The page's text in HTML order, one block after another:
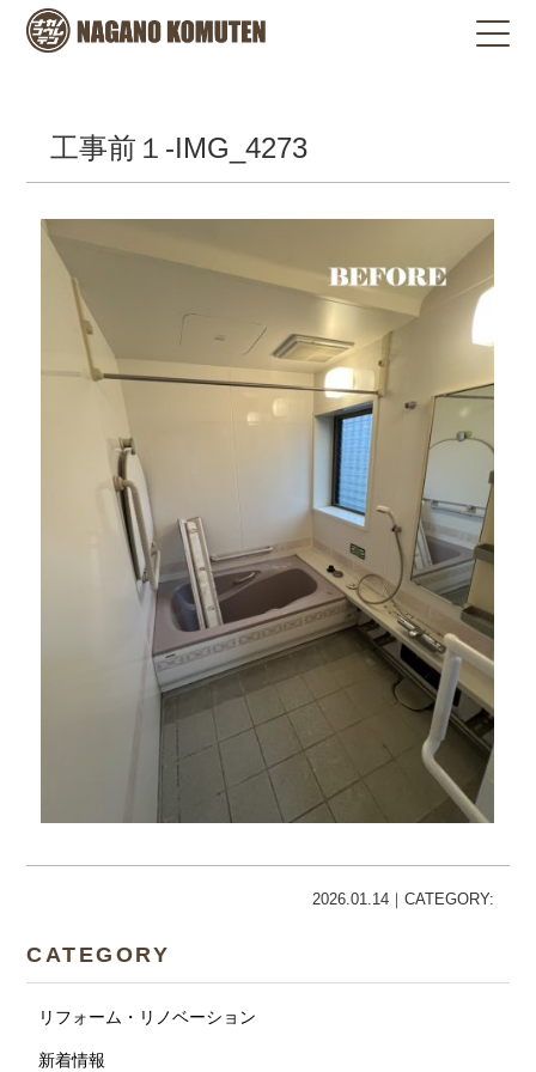
工事前１-IMG_4273
2026.01.14｜CATEGORY:
CATEGORY
リフォーム・リノベーション
新着情報